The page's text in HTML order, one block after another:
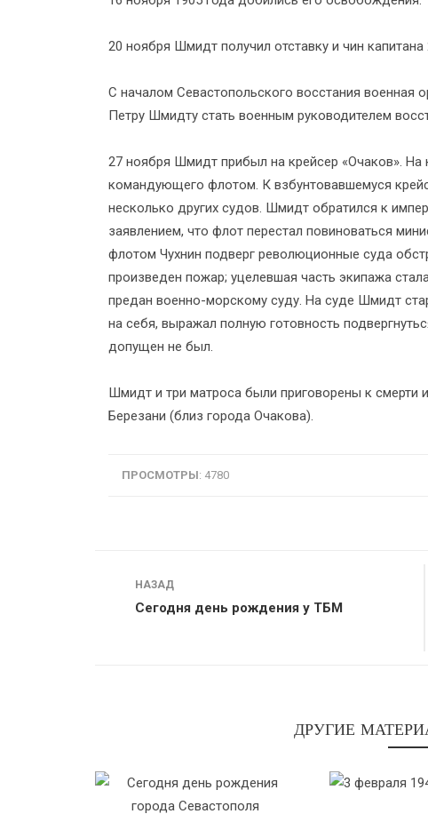
20 ноября Шмидт получил отставку и чин капитана
С началом Севастопольского восстания военная
Петру Шмидту стать военным руководителем
27 ноября Шмидт прибыл на крейсер «Очаков».
командующего флотом. К взбунтовавшемуся
несколько других судов. Шмидт обратился к
заявлением, что флот перестал повиноваться
флотом Чухнин подверг революционные суда
произведен пожар; уцелевшая часть экипажа
предан военно-морскому суду. На суде Шмидт
на себя, выражал полную готовность
допущен не был.
Шмидт и три матроса были приговорены к смерти
Березани (близ города Очакова).
ПРОСМОТРЫ: 4780
Навигация
НАЗАД
Сегодня день рождения у ТБМ
ДРУГИЕ